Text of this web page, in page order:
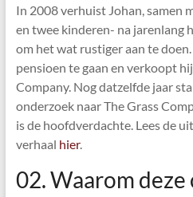
In 2008 verhuist Johan, samen
en twee kinderen- na jarenlang
om het wat rustiger aan te
pensioen te gaan en verkoopt
Company. Nog datzelfde jaar
onderzoek naar The Grass
is de hoofdverdachte. Lees de
verhaal hier.
02. Waarom deze